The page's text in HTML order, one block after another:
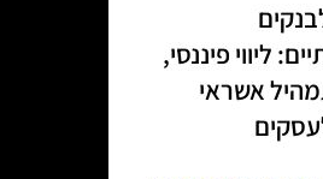
ליווי פיננסי,
אשראי